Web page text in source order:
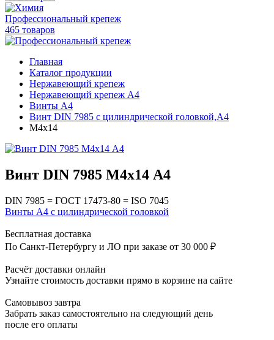
Профессиональный крепеж
465 товаров
Главная
Каталог продукции
Нержавеющий крепеж
Нержавеющий крепеж А4
Винты А4
Винт DIN 7985 с цилиндрической головкой,А4
М4х14
Винт DIN 7985 М4х14 A4
DIN 7985 = ГОСТ 17473-80 = ISO 7045
Винты А4 с цилиндрической головкой
Бесплатная доставка
По Санкт-Петербургу и ЛО при заказе от 30 000 ₽
Расчёт доставки онлайн
Узнайте стоимость доставки прямо в корзине на сайте
Самовывоз завтра
Забрать заказ самостоятельно на следующий день
после его оплаты